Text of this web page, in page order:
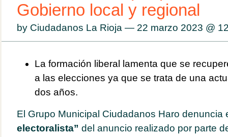
Gobierno local y regional
by Ciudadanos La Rioja — 22 marzo 2023 @
La formación liberal lamenta que se
a las elecciones ya que se trata de una
dos años.
El Grupo Municipal Ciudadanos Haro denuncia
electoralista” del anuncio realizado por parte